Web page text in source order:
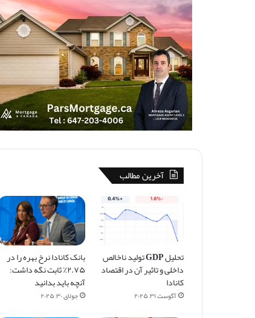
آخرین مطالب
تحلیل GDP تولید ناخالص
داخلی و تاثیر آن در اقتصاد
کانادا
آگوست ۳۱, ۲۰۲۵
بانک کانادا نرخ بهره را در
۲.۷۵٪ ثابت نگه داشت:
آنچه باید بدانید
جولای ۳۰, ۲۰۲۵